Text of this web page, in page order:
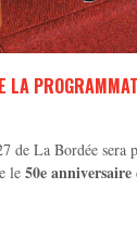
LA
de La Bordée sera
le 50e anniversaire